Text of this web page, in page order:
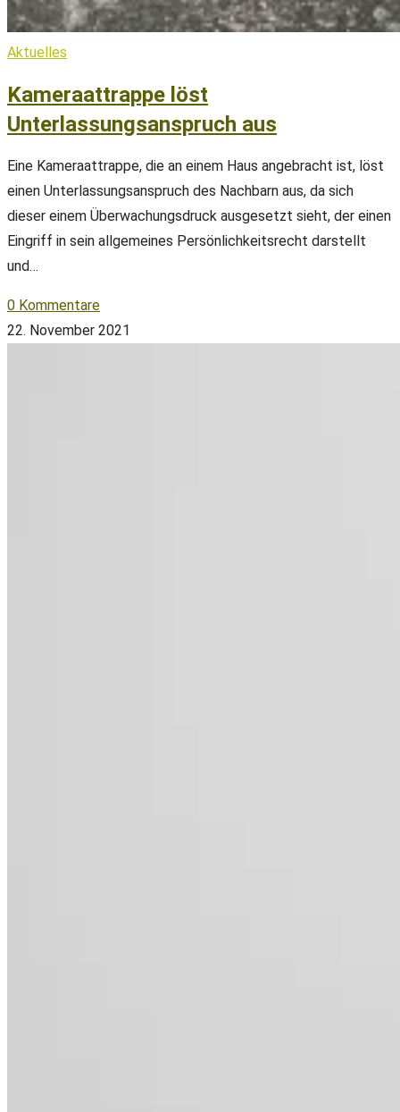
Aktuelles
Kameraattrappe löst
Unterlassungsanspruch aus
Eine Kameraattrappe, die an einem Haus angebracht ist, löst
einen Unterlassungsanspruch des Nachbarn aus, da sich
dieser einem Überwachungsdruck ausgesetzt sieht, der einen
Eingriff in sein allgemeines Persönlichkeitsrecht darstellt
und…
0 Kommentare
22. November 2021